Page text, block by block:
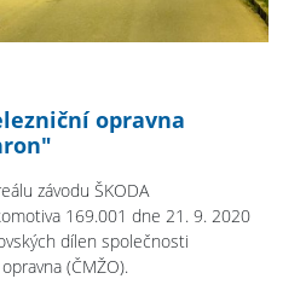
opravna
závodu ŠKODA
169.001 dne 21. 9. 2020
dílen společnosti
(ČMŽO).